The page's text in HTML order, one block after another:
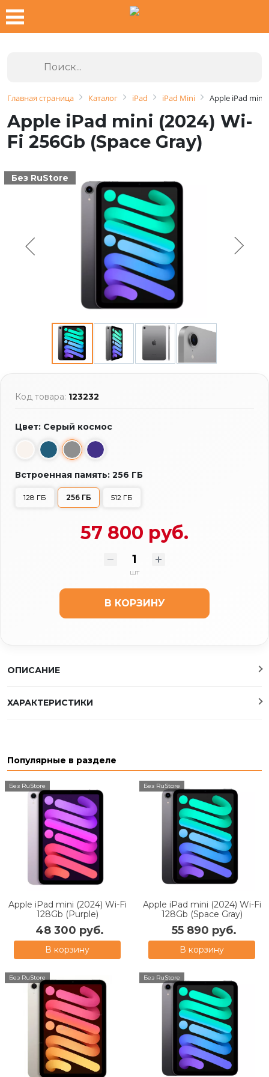
Главная страница Каталог iPad iPad Mini Apple iPad mini
Apple iPad mini (2024) Wi-
Fi 256Gb (Space Gray)
Без RuStore
Код товара: 123232
Цвет: Серый космос
Встроенная память: 256 ГБ
128 ГБ 256 ГБ 512 ГБ
57 800 руб.
шт
В КОРЗИНУ
ОПИСАНИЕ
ХАРАКТЕРИСТИКИ
Популярные в разделе
Без RuStore
Apple iPad mini (2024) Wi-Fi
128Gb (Purple)
48 300 руб.
В корзину
Без RuStore
Apple iPad mini (2024) Wi-Fi
128Gb (Space Gray)
55 890 руб.
В корзину
Без RuStore Без RuStore